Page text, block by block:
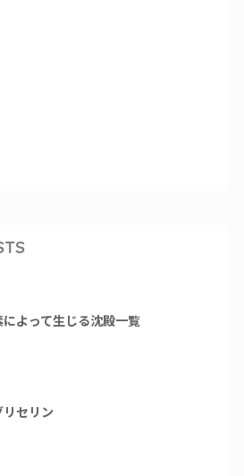
よって生じる沈殿一覧
セリン